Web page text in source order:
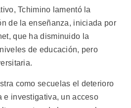
Tchimino lamentó la
de la enseñanza, iniciada por
que ha disminuido la
de educación, pero
como secuelas el deterioro
e investigativa, un acceso